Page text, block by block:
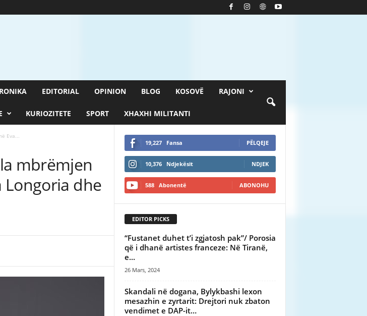
EDITORIAL OPINION BLOG KOSOVË RAJONI
KURIOZITETE SPORT XHAXHI MILITANTI
Eva...
mbrëmjen
Longoria dhe
19,227 Fansa PËLQEJE
10,376 Ndjekësit NDJEK
588 Abonentë ABONOHU
EDITOR PICKS
“Fustanet duhet t’i zgjatosh pak”/ Porosia
që i dhanë artistes franceze: Në Tiranë,
e...
26 Mars, 2024
Skandali në dogana, Bylykbashi lexon
mesazhin e zyrtarit: Drejtori nuk zbaton
vendimet e DAP-it…